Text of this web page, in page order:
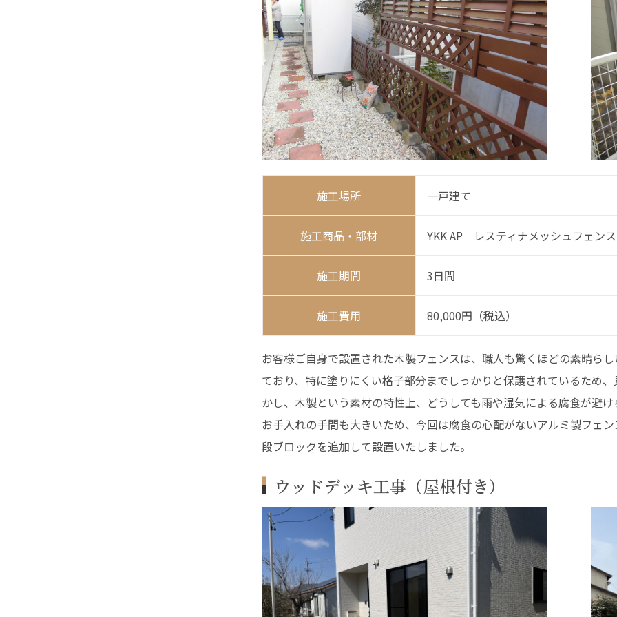
施工場所 一戸建て
施工商品・部材 YKK AP レスティナメッシュフェン
施工期間 3日間
施工費用 80,000円（税込）
お客様ご自身で設置された木製フェンスは、職人も驚くほどの素晴ら
ており、特に塗りにくい格子部分までしっかりと保護されているため
かし、木製という素材の特性上、どうしても雨や湿気による腐食が避
お手入れの手間も大きいため、今回は腐食の心配がないアルミ製フェ
段ブロックを追加して設置いたしました。
ウッドデッキ工事（屋根付き）